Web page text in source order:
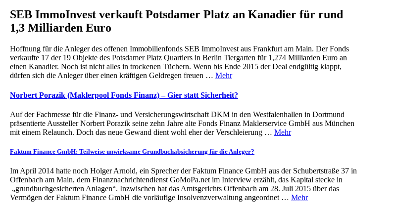
SEB ImmoInvest verkauft Potsdamer Platz an Kanadier für rund
1,3 Milliarden Euro
Hoffnung für die Anleger des offenen Immobilienfonds SEB ImmoInvest aus Frankfurt am Main. Der Fonds
verkaufte 17 der 19 Objekte des Potsdamer Platz Quartiers in Berlin Tiergarten für 1,274 Milliarden Euro an
einen Kanadier. Noch ist nicht alles in trockenen Tüchern. Wenn bis Ende 2015 der Deal endgültig klappt,
dürfen sich die Anleger über einen kräftigen Geldregen freuen … Mehr
Norbert Porazik (Maklerpool Fonds Finanz) – Gier statt Sicherheit?
Auf der Fachmesse für die Finanz- und Versicherungswirtschaft DKM in den Westfalenhallen in Dortmund
präsentierte Aussteller Norbert Porazik seine zehn Jahre alte Fonds Finanz Maklerservice GmbH aus München
mit einem Relaunch. Doch das neue Gewand dient wohl eher der Verschleierung … Mehr
Faktum Finance GmbH: Teilweise unwirksame Grundbuchabsicherung für die Anleger?
Im April 2014 hatte noch Holger Arnold, ein Sprecher der Faktum Finance GmbH aus der Schubertstraße 37 in
Offenbach am Main, dem Finanznachrichtendienst GoMoPa.net im Interview erzählt, das Kapital stecke in
„grundbuchgesicherten Anlagen“. Inzwischen hat das Amtsgerichts Offenbach am 28. Juli 2015 über das
Vermögen der Faktum Finance GmbH die vorläufige Insolvenzverwaltung angeordnet … Mehr